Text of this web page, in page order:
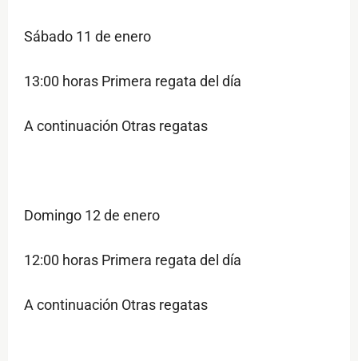
Sábado 11 de enero
13:00 horas Primera regata del día
A continuación Otras regatas
Domingo 12 de enero
12:00 horas Primera regata del día
A continuación Otras regatas